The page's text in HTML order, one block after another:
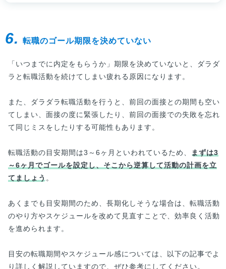
6. 転職のゴール期限を決めていない
「いつまでに内定をもらうか」期限を決めていないと、ダラダ
ラと転職活動を続けてしまい疲れる原因になります。
また、ダラダラ転職活動を行うと、前回の面接との期間も空い
てしまい、面接の度に緊張したり、前回の面接での失敗を忘れ
て同じミスをしたりする可能性もあります。
転職活動の目安期間は3～6ヶ月といわれているため、
まずは3
～6ヶ月でゴールを設定し、そこから逆算して活動の計画を立
てましょう 。
あくまでも目安期間のため、長期化しそうな場合は、転職活動
のやり方やスケジュールを改めて見直すことで、効率良く活動
を進められます。
目安の転職期間やスケジュール感については、以下の記事でよ
り詳しく解説していますので、ぜひ参考にしてください。